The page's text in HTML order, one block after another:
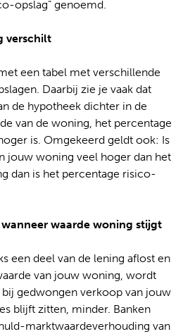
opslag” genoemd.
verschilt
een tabel met verschillende
Daarbij zie je vaak dat
de hypotheek dichter in de
van de woning, het percentage
is. Omgekeerd geldt ook: Is
jouw woning veel hoger dan het
dan is het percentage risico-
waarde woning stijgt
een deel van de lening aflost en
van jouw woning, wordt
gedwongen verkoop van jouw
blijft zitten, minder. Banken
marktwaardeverhouding van